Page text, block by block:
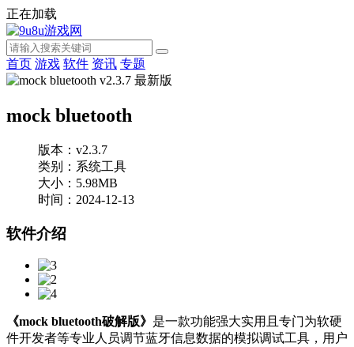
正在加载
首页 游戏 软件 资讯 专题
mock bluetooth
版本：v2.3.7
类别：系统工具
大小：5.98MB
时间：2024-12-13
软件介绍
《mock bluetooth破解版》 是一款功能强大实用且专门为软硬
件开发者等专业人员调节蓝牙信息数据的模拟调试工具，用户